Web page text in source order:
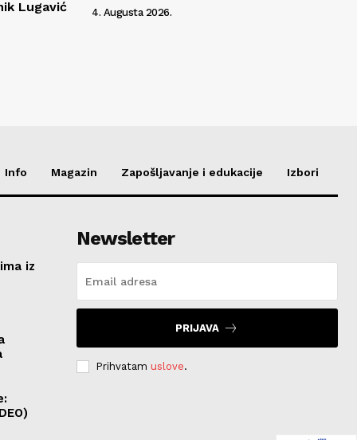
Lugavić
4. Augusta 2026.
Info Magazin Zapošljavanje i edukacije Izbori
iz
Newsletter
PRIJAVA
Prihvatam uslove.